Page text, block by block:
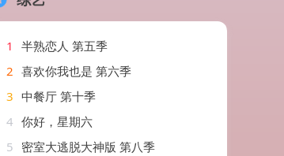
1
半熟恋人 第五季
2 喜欢你我也是 第六季
3 中餐厅 第十季
4 你好，星期六
5 密室大逃脱大神版 第八季